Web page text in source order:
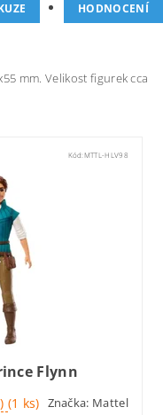
HODNOCENÍ
mm. Velikost figurek cca
Kód: MTTL-HLV98
Flynn
(1 ks) Značka: Mattel